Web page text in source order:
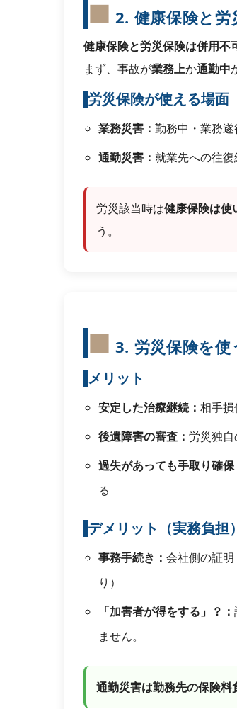
2. 健康保険と
健康保険と労災保険は併用不
まず、事故が業務上か通勤中
労災保険が使える場面
業務災害： 勤務中・業務遂
通勤災害： 就業先への往
労災該当時は健康保険は使
う。
3. 労災保険を
メリット
安定した治療継続： 相手損
後遺障害の審査： 労災独
過失があっても手取り確保
る
デメリット（実務負担）
事務手続き： 会社側の証
り）
「加害者が得をする」？：
ません。
通勤災害は勤務先の保険料